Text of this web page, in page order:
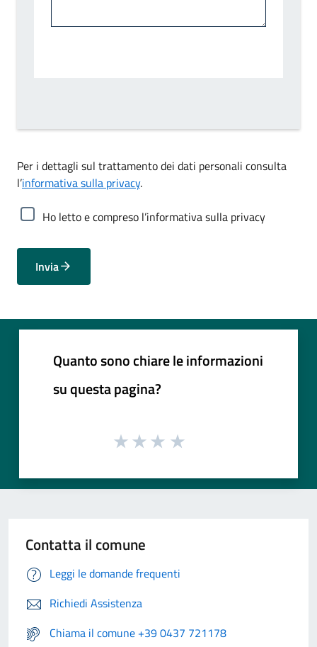
Per i dettagli sul trattamento dei dati personali consulta
l’informativa sulla privacy.
Ho letto e compreso l’informativa sulla privacy
Invia
Quanto sono chiare le informazioni
su questa pagina?
Contatta il comune
Leggi le domande frequenti
Richiedi Assistenza
Chiama il comune +39 0437 721178